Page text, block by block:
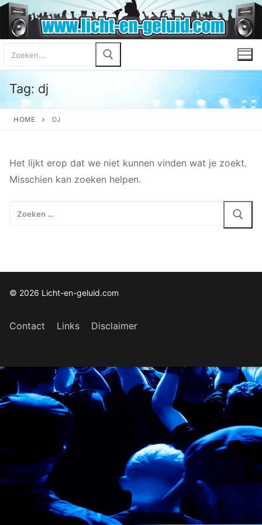
Ga
naar
de
inhoud
Zoeken
naar:
Tag: dj
HOME DJ
Het lijkt erop dat we niet kunnen vinden wat je zoekt.
Misschien kan zoeken helpen.
Zoeken
© 2026 Licht-en-geluid.com
Contact Links Disclaimer